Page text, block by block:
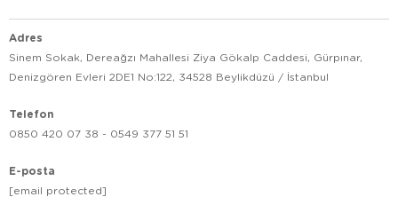
Adres
Sinem Sokak, Dereağzı Mahallesi Ziya Gökalp Caddesi, Gürpınar,
Denizgören Evleri 2DE1 No:122, 34528 Beylikdüzü / İstanbul
Telefon
0850 420 07 38 - 0549 377 51 51
E-posta
[email protected]